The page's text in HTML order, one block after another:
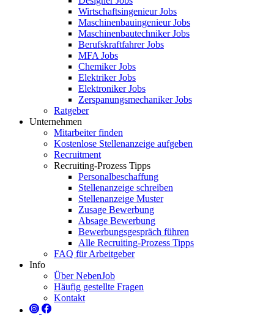
Wirtschaftsingenieur Jobs
Maschinenbauingenieur Jobs
Maschinenbautechniker Jobs
Berufskraftfahrer Jobs
MFA Jobs
Chemiker Jobs
Elektriker Jobs
Elektroniker Jobs
Zerspanungsmechaniker Jobs
Ratgeber
Unternehmen
Mitarbeiter finden
Kostenlose Stellenanzeige aufgeben
Recruitment
Recruiting-Prozess Tipps
Personalbeschaffung
Stellenanzeige schreiben
Stellenanzeige Muster
Zusage Bewerbung
Absage Bewerbung
Bewerbungsgespräch führen
Alle Recruiting-Prozess Tipps
FAQ für Arbeitgeber
Info
Über NebenJob
Häufig gestellte Fragen
Kontakt